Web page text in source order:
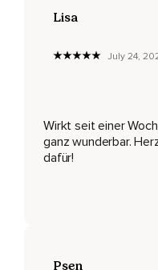
Sondern es nur eine von
Merkst du den sanften
Lisa
July 24,
Wirkt seit einer
ganz wunderbar.
dafür!
Psen